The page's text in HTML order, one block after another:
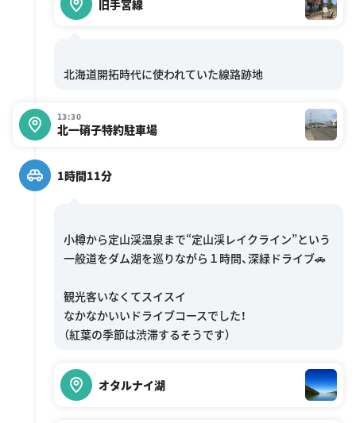
旧手宮線
13:30
北一硝子特約駐車場
1時間11分
小樽から定山渓温泉まで“定山渓レイクライン”という
一般道をダム湖を巡りながら１時間、深緑ドライブ🚗
観光客いなくてスイスイ
なかなかいいドライブコースでした！
オタルナイ湖